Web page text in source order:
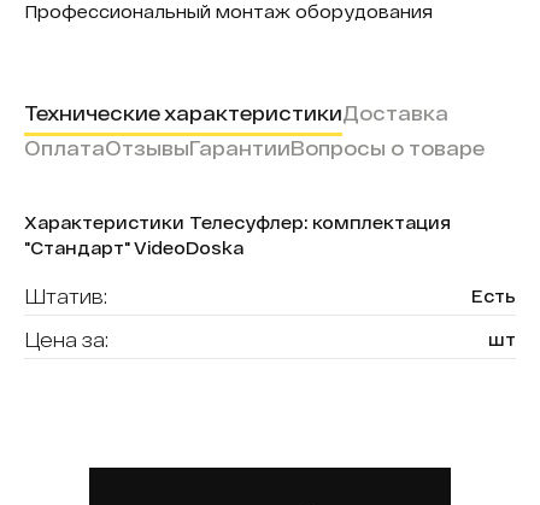
Профессиональный монтаж оборудования
Технические характеристикиДоставка
ОплатаОтзывыГарантииВопросы о товаре
Характеристики Телесуфлер: комплектация
"Стандарт" VideoDoska
Штатив: Есть
Цена за: шт